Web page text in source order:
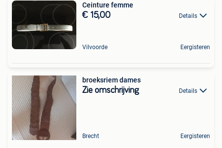
Ceinture femme
€ 15,00 Details
Vilvoorde Eergisteren
broeksriem dames
Zie omschrijving Details
Brecht Eergisteren